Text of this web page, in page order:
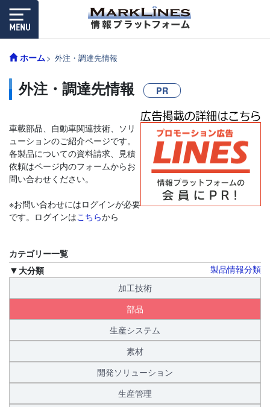
ホーム 外注・調達先情報
外注・調達先情報 PR
車載部品、自動車関連技術、ソリ
ューションのご紹介ページです。
各製品についての資料請求、見積
依頼はページ内のフォームからお
問い合わせください。
※お問い合わせにはログインが必要
です。ログインはこちらから
カテゴリー一覧
製品情報分類
大分類
加工技術
部品
生産システム
素材
開発ソリューション
生産管理